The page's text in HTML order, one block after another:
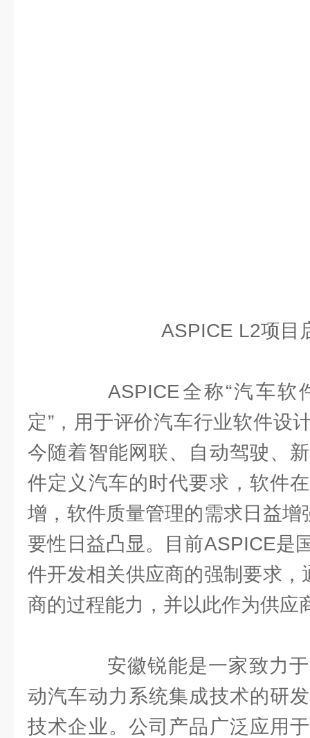
ASPICE L2项目
ASPICE全称“汽车软
定”，用于评价汽车行业软件设
今随着智能网联、自动驾驶、
件定义汽车的时代要求，软件
增，软件质量管理的需求日益
要性日益凸显。目前ASPICE是
件开发相关供应商的强制要求
商的过程能力，并以此作为供应
安徽锐能是一家致力于
动汽车动力系统集成技术的研
技术企业。公司产品广泛应用